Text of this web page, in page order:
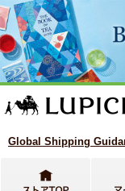
Global Shipping